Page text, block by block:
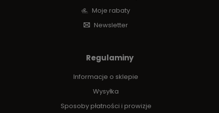
Moje rabaty
Newsletter
Regulaminy
Informacje o sklepie
Wysyłka
Sposoby płatności i prowizje